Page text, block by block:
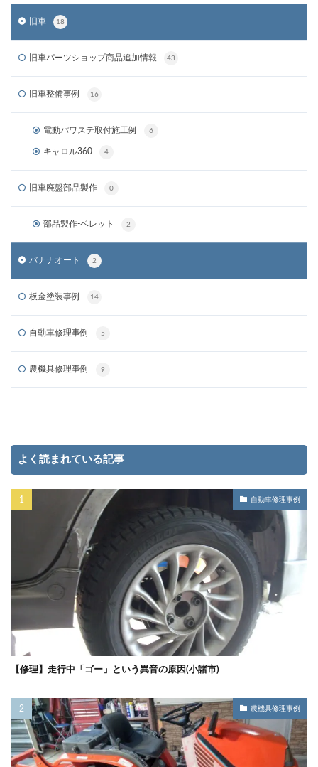
旧車 18
旧車パーツショップ商品追加情報 43
旧車整備事例 16
電動パワステ取付施工例 6
キャロル360 4
旧車廃盤部品製作 0
部品製作-ベレット 2
バナナオート 2
板金塗装事例 14
自動車修理事例 5
農機具修理事例 9
よく読まれている記事
自動車修理事例
【修理】走行中「ゴー」という異音の原因(小諸市)
農機具修理事例